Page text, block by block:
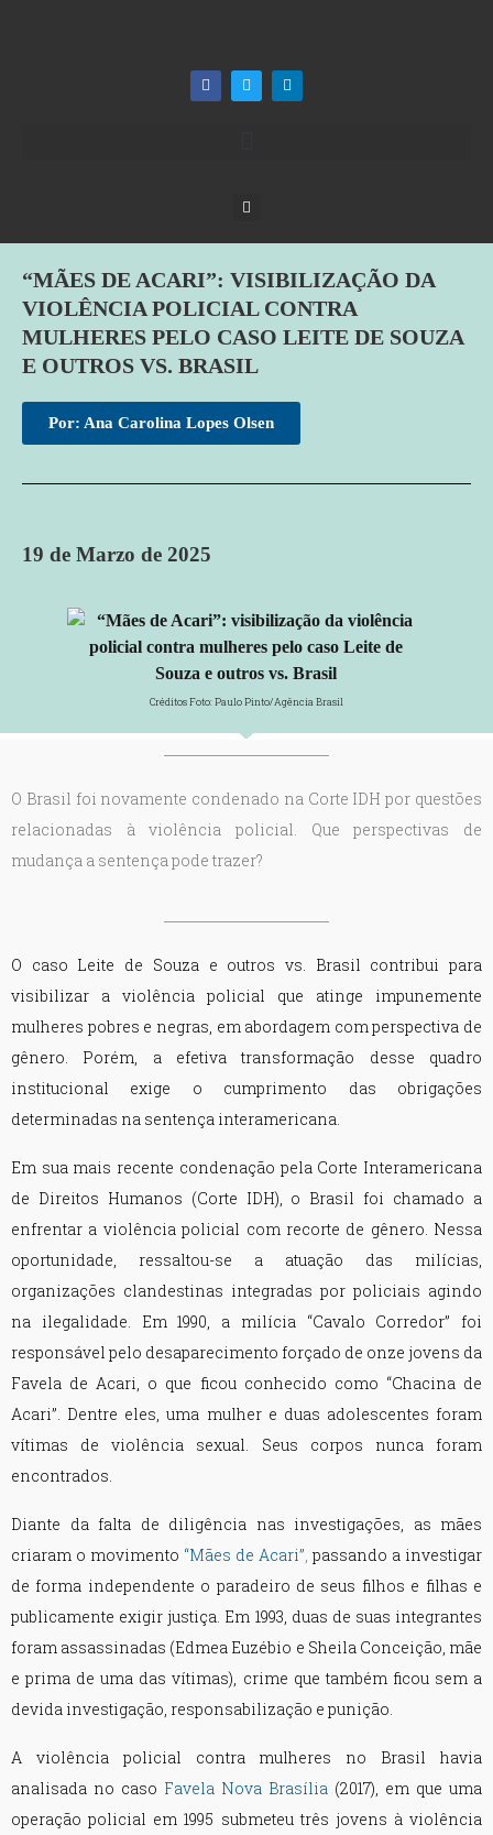
“MÃES DE ACARI”: VISIBILIZAÇÃO DA
VIOLÊNCIA POLICIAL CONTRA
MULHERES PELO CASO LEITE DE SOUZA
E OUTROS VS. BRASIL
Por: Ana Carolina Lopes Olsen
19 de Marzo de 2025
Créditos Foto: Paulo Pinto/Agência Brasil
O Brasil foi novamente condenado na Corte IDH por questões
relacionadas à violência policial. Que perspectivas de
mudança a sentença pode trazer?
O caso Leite de Souza e outros vs. Brasil contribui para
visibilizar a violência policial que atinge impunemente
mulheres pobres e negras, em abordagem com perspectiva de
gênero. Porém, a efetiva transformação desse quadro
institucional exige o cumprimento das obrigações
determinadas na sentença interamericana.
Em sua mais recente condenação pela Corte Interamericana
de Direitos Humanos (Corte IDH), o Brasil foi chamado a
enfrentar a violência policial com recorte de gênero. Nessa
oportunidade, ressaltou-se a atuação das milícias,
organizações clandestinas integradas por policiais agindo
na ilegalidade. Em 1990, a milícia “Cavalo Corredor” foi
responsável pelo desaparecimento forçado de onze jovens da
Favela de Acari, o que ficou conhecido como “Chacina de
Acari”. Dentre eles, uma mulher e duas adolescentes foram
vítimas de violência sexual. Seus corpos nunca foram
encontrados.
Diante da falta de diligência nas investigações, as mães
criaram o movimento “Mães de Acari”, passando a investigar
de forma independente o paradeiro de seus filhos e filhas e
publicamente exigir justiça. Em 1993, duas de suas integrantes
foram assassinadas (Edmea Euzébio e Sheila Conceição, mãe
e prima de uma das vítimas), crime que também ficou sem a
devida investigação, responsabilização e punição.
A violência policial contra mulheres no Brasil havia
analisada no caso Favela Nova Brasília (2017), em que uma
operação policial em 1995 submeteu três jovens à violência